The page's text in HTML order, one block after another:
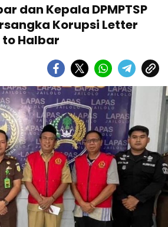
dan Kepala DPMPTSP
Korupsi Letter
to Halbar